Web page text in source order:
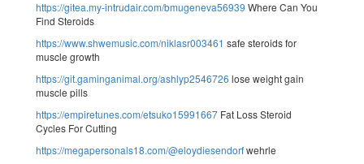
https://gitea.my-intrudair.com/bmugeneva56939 Where Can You
Find Steroids
https://www.shwemusic.com/niklasr003461 safe steroids for
muscle growth
https://git.gaminganimal.org/ashlyp2546726 lose weight gain
muscle pills
https://empiretunes.com/etsuko15991667 Fat Loss Steroid
Cycles For Cutting
https://megapersonals18.com/@eloydiesendorfwehrle